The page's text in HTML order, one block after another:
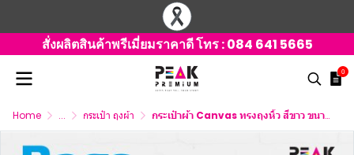
สั่งผลิตสินค้าพรีเมี่ยมราคาดี โทร :084 641 5665
0
Home ... กระเป๋า ถุงผ้า กระเป๋าผ้า Canvas ทรงถุงหิ้ว สีขาว ขนาด 46 x 40 cm.